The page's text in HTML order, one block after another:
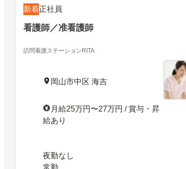
新着正社員
看護師／准看護師
訪問看護ステーションRITA
岡山市中区 海吉
月給25万円〜27万円 / 賞与・昇
給あり
夜勤なし